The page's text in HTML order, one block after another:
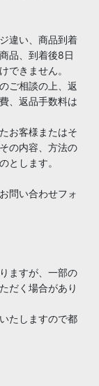
違い、商品到着
品、到着後8日
きません。
ご相談の上、返
、返品手数料は
お客様またはそ
の内容、方法の
とします。
問い合わせフォ
ますが、一部の
だく場合があり
たしますので都